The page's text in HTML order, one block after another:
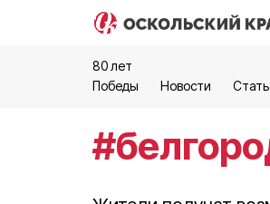
80 лет
Победы
Новости
#